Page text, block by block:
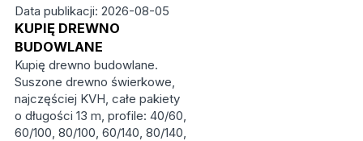
Data publikacji: 2026-08-05
KUPIĘ DREWNO
BUDOWLANE
Kupię drewno budowlane.
Suszone drewno świerkowe,
najczęściej KVH, całe pakiety
o długości 13 m, profile: 40/60,
60/100, 80/100, 60/140, 80/140,